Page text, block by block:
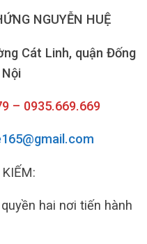
NGUYỄN HUỆ
Cát Linh, quận Đống
– 0935.669.669
hai nơi tiến hành